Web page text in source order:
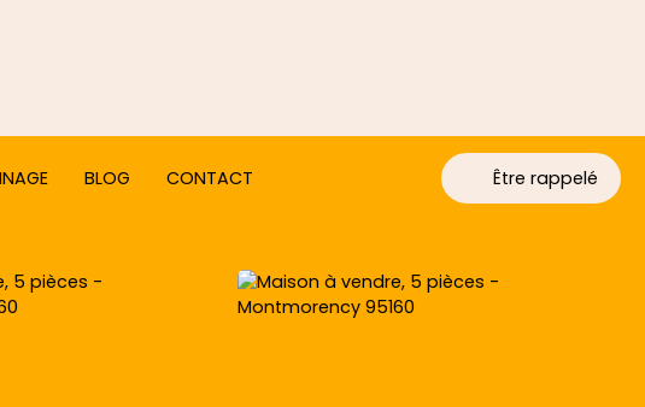
BLOG CONTACT Être rappelé